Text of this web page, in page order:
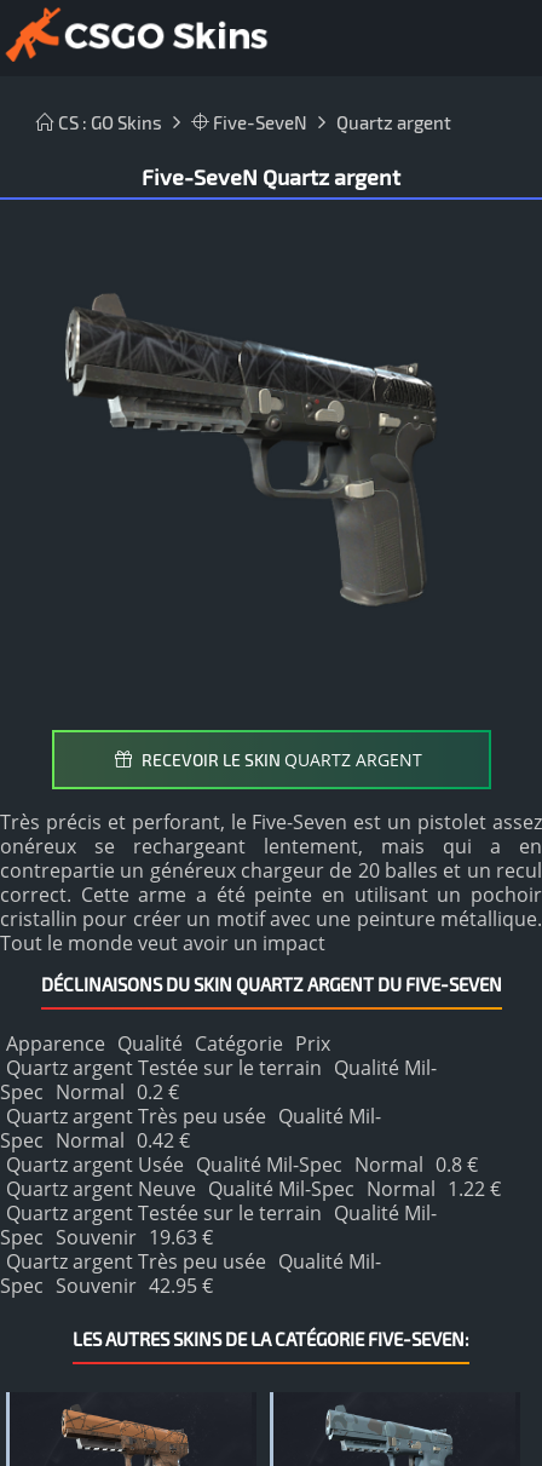
CS : GO Skins Five-SeveN Quartz argent
Five-SeveN Quartz argent
RECEVOIR LE SKIN QUARTZ ARGENT
Très précis et perforant, le Five-Seven est un pistolet assez
onéreux se rechargeant lentement, mais qui a en
contrepartie un généreux chargeur de 20 balles et un recul
correct. Cette arme a été peinte en utilisant un pochoir
cristallin pour créer un motif avec une peinture métallique.
Tout le monde veut avoir un impact
DÉCLINAISONS DU SKIN QUARTZ ARGENT DU FIVE-SEVEN
Apparence Qualité Catégorie Prix
Quartz argent Testée sur le terrain Qualité Mil-
Spec Normal 0.2 €
Quartz argent Très peu usée Qualité Mil-
Spec Normal 0.42 €
Quartz argent Usée Qualité Mil-Spec Normal 0.8 €
Quartz argent Neuve Qualité Mil-Spec Normal 1.22 €
Quartz argent Testée sur le terrain Qualité Mil-
Spec Souvenir 19.63 €
Quartz argent Très peu usée Qualité Mil-
Spec Souvenir 42.95 €
LES AUTRES SKINS DE LA CATÉGORIE FIVE-SEVEN: